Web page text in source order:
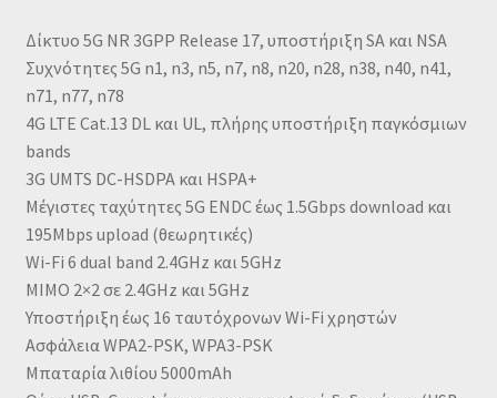
Δίκτυο 5G NR 3GPP Release 17, υποστήριξη SA και NSA
Συχνότητες 5G n1, n3, n5, n7, n8, n20, n28, n38, n40, n41,
n71, n77, n78
4G LTE Cat.13 DL και UL, πλήρης υποστήριξη παγκόσμιων
bands
3G UMTS DC-HSDPA και HSPA+
Μέγιστες ταχύτητες 5G ENDC έως 1.5Gbps download και
195Mbps upload (θεωρητικές)
Wi-Fi 6 dual band 2.4GHz και 5GHz
MIMO 2×2 σε 2.4GHz και 5GHz
Υποστήριξη έως 16 ταυτόχρονων Wi-Fi χρηστών
Ασφάλεια WPA2-PSK, WPA3-PSK
Μπαταρία λιθίου 5000mAh